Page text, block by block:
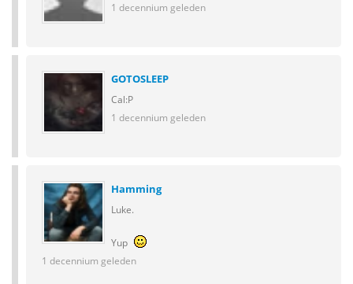
1 decennium geleden
GOTOSLEEP
Cal:P
1 decennium geleden
Hamming
Luke.
Yup
1 decennium geleden